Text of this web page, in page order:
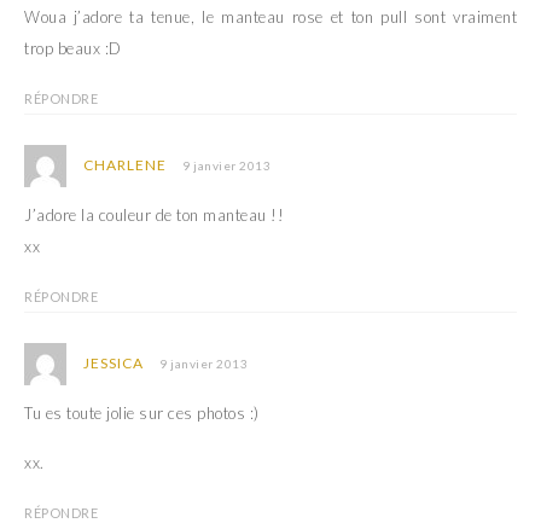
Woua j’adore ta tenue, le manteau rose et ton pull sont vraiment
trop beaux :D
RÉPONDRE
CHARLENE 9 janvier 2013
J’adore la couleur de ton manteau !!
xx
RÉPONDRE
JESSICA 9 janvier 2013
Tu es toute jolie sur ces photos :)
xx.
RÉPONDRE